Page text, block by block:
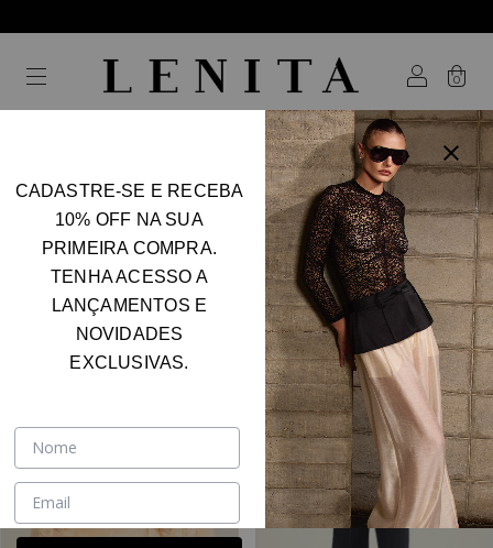
0
Body FILTER
CADASTRE-SE E RECEBA
10% OFF NA SUA
PRIMEIRA COMPRA.
TENHA ACESSO A
LANÇAMENTOS E
NOVIDADES
EXCLUSIVAS.